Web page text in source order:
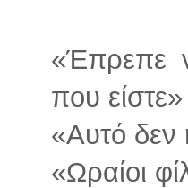
«Έπρεπε
που
«Αυτό δεν
«Ωραίοι